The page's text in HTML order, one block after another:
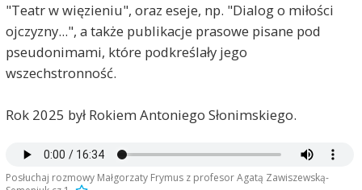
"Teatr w więzieniu", oraz eseje, np. "Dialog o miłości
ojczyzny...", a także publikacje prasowe pisane pod
pseudonimami, które podkreślały jego
wszechstronność.
Rok 2025 był Rokiem Antoniego Słonimskiego.
Posłuchaj rozmowy Małgorzaty Frymus z profesor Agatą Zawiszewską-